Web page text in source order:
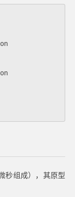
秒组成），其原型